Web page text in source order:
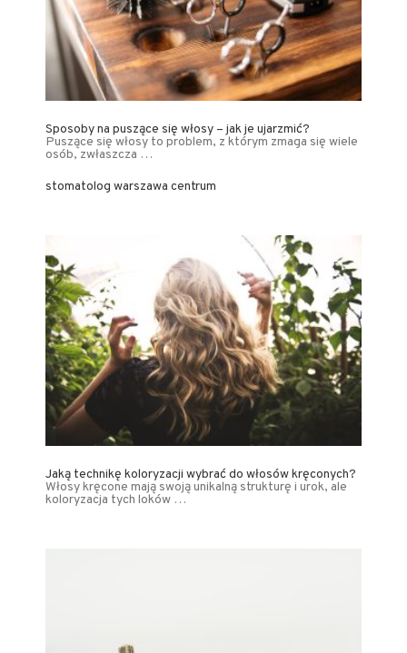
Sposoby na puszące się włosy – jak je ujarzmić?
Puszące się włosy to problem, z którym zmaga się wiele
osób, zwłaszcza …
stomatolog warszawa centrum
Jaką technikę koloryzacji wybrać do włosów kręconych?
Włosy kręcone mają swoją unikalną strukturę i urok, ale
koloryzacja tych loków …